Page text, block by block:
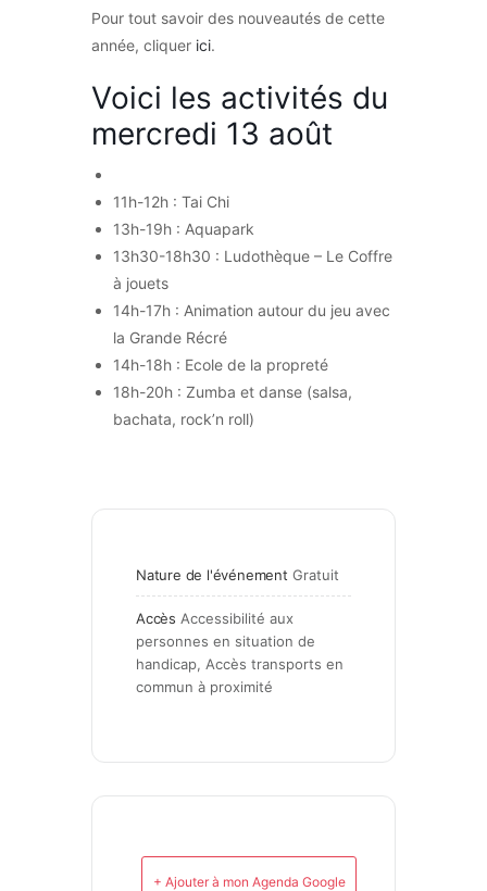
Pour tout savoir des nouveautés de cette
année, cliquer ici.
Voici les activités du
mercredi 13 août
11h-12h : Tai Chi
13h-19h : Aquapark
13h30-18h30 : Ludothèque – Le Coffre
à jouets
14h-17h : Animation autour du jeu avec
la Grande Récré
14h-18h : Ecole de la propreté
18h-20h : Zumba et danse (salsa,
bachata, rock’n roll)
Nature de l'événement Gratuit
Accès Accessibilité aux
personnes en situation de
handicap, Accès transports en
commun à proximité
+ Ajouter à mon Agenda Google